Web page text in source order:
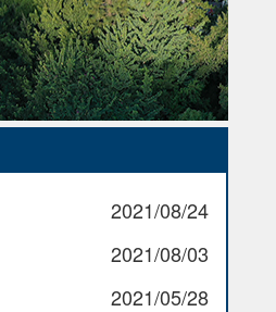
2021/08/24
2021/08/03
2021/05/28